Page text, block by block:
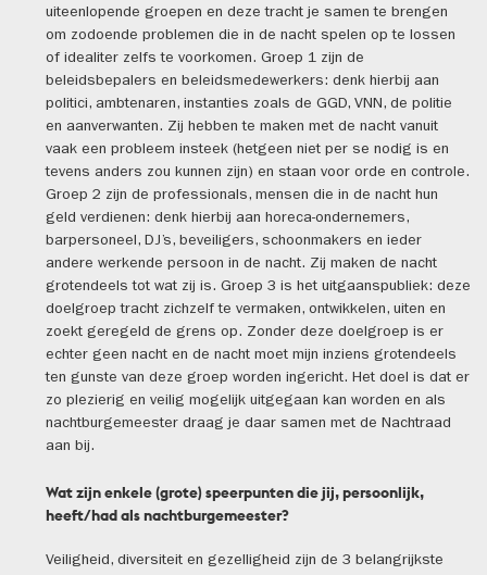
uiteenlopende groepen en deze tracht je samen te brengen
om zodoende problemen die in de nacht spelen op te lossen
of idealiter zelfs te voorkomen. Groep 1 zijn de
beleidsbepalers en beleidsmedewerkers: denk hierbij aan
politici, ambtenaren, instanties zoals de GGD, VNN, de politie
en aanverwanten. Zij hebben te maken met de nacht vanuit
vaak een probleem insteek (hetgeen niet per se nodig is en
tevens anders zou kunnen zijn) en staan voor orde en controle.
Groep 2 zijn de professionals, mensen die in de nacht hun
geld verdienen: denk hierbij aan horeca-ondernemers,
barpersoneel, DJ’s, beveiligers, schoonmakers en ieder
andere werkende persoon in de nacht. Zij maken de nacht
grotendeels tot wat zij is. Groep 3 is het uitgaanspubliek: deze
doelgroep tracht zichzelf te vermaken, ontwikkelen, uiten en
zoekt geregeld de grens op. Zonder deze doelgroep is er
echter geen nacht en de nacht moet mijn inziens grotendeels
ten gunste van deze groep worden ingericht. Het doel is dat er
zo plezierig en veilig mogelijk uitgegaan kan worden en als
nachtburgemeester draag je daar samen met de Nachtraad
aan bij.
Wat zijn enkele (grote) speerpunten die jij, persoonlijk,
heeft/had als nachtburgemeester?
Veiligheid, diversiteit en gezelligheid zijn de 3 belangrijkste